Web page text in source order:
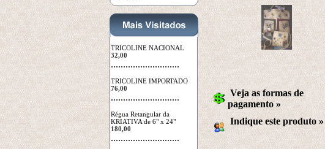
TRICOLINE NACIONAL
32,00
............................
TRICOLINE IMPORTADO
76,00
............................
Régua Retangular da
KRIATIVA de 6" x 24"
180,00
............................
Veja as formas de
pagamento »
Indique este produto »